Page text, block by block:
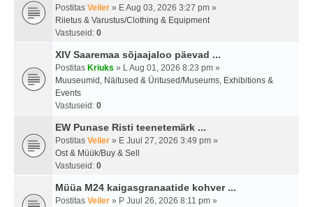
Postitas Veiler » E Aug 03, 2026 3:27 pm »
Riietus & Varustus/Clothing & Equipment
Vastuseid: 0
XIV Saaremaa sõjaajaloo päevad ...
Postitas Kriuks » L Aug 01, 2026 8:23 pm »
Muuseumid, Näitused & Üritused/Museums, Exhibitions &
Events
Vastuseid: 0
EW Punase Risti teenetemärk ...
Postitas Veiler » E Juul 27, 2026 3:49 pm »
Ost & Müük/Buy & Sell
Vastuseid: 0
Müüa M24 kaigasgranaatide kohver ...
Postitas Veiler » P Juul 26, 2026 8:11 pm »